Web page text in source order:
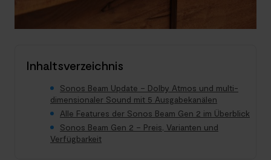
Inhaltsverzeichnis
Sonos Beam Update – Dolby Atmos und multi-
dimensionaler Sound mit 5 Ausgabekanälen
Alle Features der Sonos Beam Gen 2 im Überblick
Sonos Beam Gen 2 – Preis, Varianten und
Verfügbarkeit